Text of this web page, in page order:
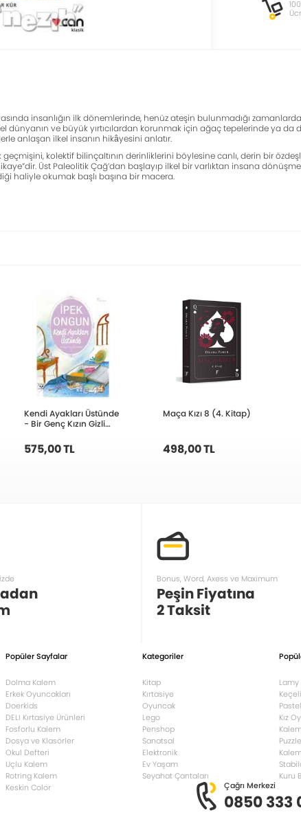
insanlığın ilk dönemlerinde, henüz ateşin bulunmadığı
dünyanın ve büyük yırtıcılardan korunmak için ağaç tepelerinde ya
anlaşan ilkel insanın hikâyesini anlatır.
kolektif bilinçaltının derinliklerini böylesine canlı, derin bir
Üst Paleolitik Çağ’dan başlayıp ilkel bir varlıktan insana
haliyle okumak başlı başına bir macera.
Kendi Ayakları Üstünde
- Bir Genç Kızın Gizli
575,00 TL
Maça Kızı 8 (4. Kitap)
498,00 TL
Bonus, Word, Axess ve Maximum
Peşin Fiyatına
2 Taksit
Popüler Sayfalar
Dolma Kalem
Erkek Oyuncakları
Doerkids
DELI Kırtasiye Ürünleri
Fosforlu Kalem
Dosya ve Klasörler
Okul Defteri
Uçlu Kalem
Rotring Kalem
Keskin Color
Kategoriler
Kitap
Kırtasiye
Oyuncak
Lego
Penshop
Sanatsal
Elektronik
Ev Yaşam
Seyahat Çantaları
Lamy
Kız
Puzzle
Kuru
Çağrı Merkezi
0850 333